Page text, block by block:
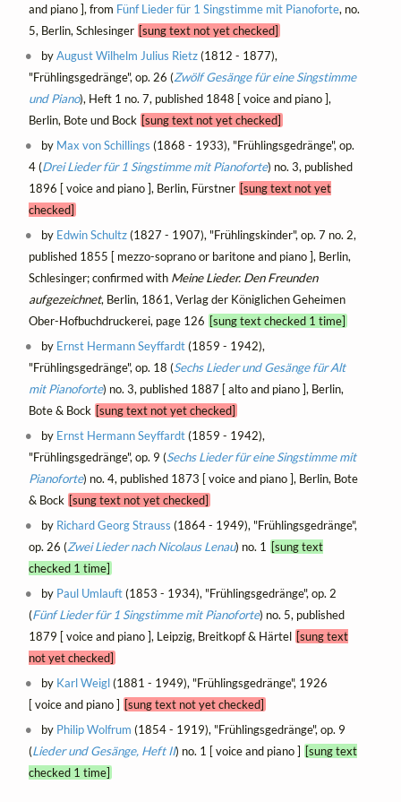
and piano ], from Fünf Lieder für 1 Singstimme mit Pianoforte, no.
5, Berlin, Schlesinger [sung text not yet checked]
byAugust Wilhelm Julius Rietz(1812 - 1877),
"Frühlingsgedränge", op. 26 (Zwölf Gesänge für eine Singstimme
und Piano), Heft 1 no. 7, published 1848 [ voice and piano ],
Berlin, Bote und Bock [sung text not yet checked]
by Max von Schillings (1868 - 1933), "Frühlingsgedränge", op.
4 (Drei Lieder für 1 Singstimme mit Pianoforte) no. 3, published
1896 [ voice and piano ], Berlin, Fürstner [sung text not yet
checked]
by Edwin Schultz(1827 - 1907), "Frühlingskinder", op. 7 no. 2,
published 1855 [ mezzo-soprano or baritone and piano ], Berlin,
Schlesinger; confirmed with Meine Lieder. Den Freunden
aufgezeichnet, Berlin, 1861, Verlag der Königlichen Geheimen
Ober-Hofbuchdruckerei, page 126 [sung text checked 1 time]
by Ernst Hermann Seyffardt(1859 - 1942),
"Frühlingsgedränge", op. 18 (Sechs Lieder und Gesänge für Alt
mit Pianoforte) no. 3, published 1887 [ alto and piano ], Berlin,
Bote & Bock [sung text not yet checked]
by Ernst Hermann Seyffardt(1859 - 1942),
"Frühlingsgedränge", op. 9 (Sechs Lieder für eine Singstimme mit
Pianoforte) no. 4, published 1873 [ voice and piano ], Berlin, Bote
& Bock [sung text not yet checked]
by Richard Georg Strauss (1864 - 1949), "Frühlingsgedränge",
op. 26 (Zwei Lieder nach Nicolaus Lenau) no. 1 [sung text
checked 1 time]
by Paul Umlauft(1853 - 1934), "Frühlingsgedränge", op. 2
(Fünf Lieder für 1 Singstimme mit Pianoforte) no. 5, published
1879 [ voice and piano ], Leipzig, Breitkopf & Härtel [sung text
not yet checked]
by Karl Weigl(1881 - 1949), "Frühlingsgedränge", 1926
[ voice and piano ] [sung text not yet checked]
by Philip Wolfrum (1854 - 1919), "Frühlingsgedränge", op. 9
(Lieder und Gesänge, Heft II) no. 1 [ voice and piano ] [sung text
checked 1 time]